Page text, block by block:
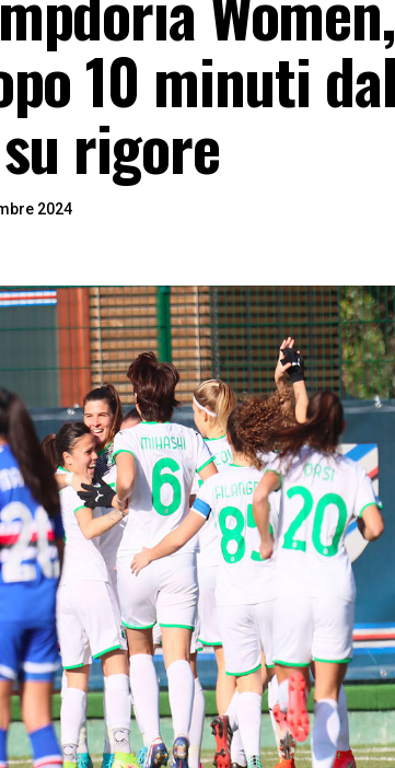
10 minuti
rigore
2024